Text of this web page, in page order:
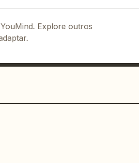
Explore outros